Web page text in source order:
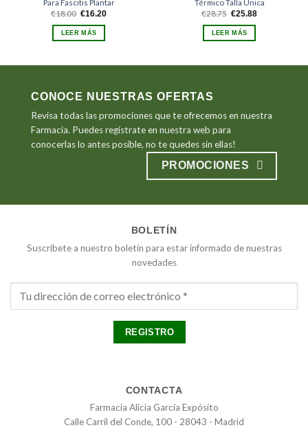
Para Fascitis Plantar
€18.00 El
original
era:
€18.00.
€16.20El
LEER MÁS
Térmico Talla Única
€28.75 El
original
era:
€28.75.
€25.88El
LEER MÁS
CONOCE NUESTRAS OFERTAS
Revisa todas las promociones que te ofrecemos en nuestra
Farmacia. Puedes registrate en nuestra web para
conocerlas lo antes posible, no te quedes sin ellas!
PROMOCIONES
BOLETÍN
Suscribete a nuestro boletín para estar informado de nuestras
novedades
CONTACTA
Farmacia Alicia García Expósito
Calle Carril del Conde, 100 - 28043 - Madrid